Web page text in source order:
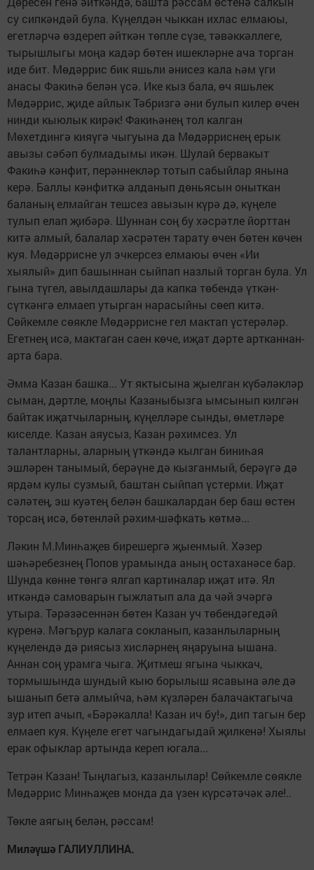
су сипкәндәй була. Күңелдән чыккан ихлас елмаюы,
егетләрчә өздереп әйткән төпле сүзе, тәвәккәллеге,
тырышлыгы моңа кадәр бөтен ишекләрне ача торган
иде бит. Мөдәррис бик яшьли әнисез кала һәм үги
анасы Факиһә белән үсә. Ике кыз бала, өч яшьлек
Мөдәррис, җиде айлык Тәбризгә әни булып килер өчен
нинди кыюлык кирәк! Факиһәнең тол калган
Мөхетдингә кияүгә чыгуына да Мөдәрриснең ерык
авызы сәбәп булмадымы икән. Шулай бервакыт
Факиһә кәнфит, перәннекләр тотып сабыйлар янына
керә. Баллы кәнфиткә алданып дөньясын оныткан
баланың елмайган тешсез авызын күрә дә, күңеле
тулып елап җибәрә. Шуннан соң бу хәсрәтле йорттан
китә алмый, балалар хәсрәтен тарату өчен бөтен көчен
куя. Мөдәррисне ул эчкерсез елмаюы өчен «Ии
хыялый» дип башыннан сыйпап назлый торган була. Ул
гына түгел, авылдашлары да капка төбендә үткән-
сүткәнгә елмаеп утырган нарасыйны сөеп китә.
Сөйкемле сөякле Мөдәррисне гел мактап үстерәләр.
Егетнең исә, мактаган саен көче, иҗат дәрте артканнан-
арта бара.
Әмма Казан башка... Ут яктысына җыелган күбәләкләр
сыман, дәртле, моңлы Казаныбызга ымсынып килгән
байтак иҗатчыларның, күңелләре сынды, өметләре
киселде. Казан аяусыз, Казан рәхимсез. Ул
талантларны, аларның үткәндә кылган биниһая
эшләрен танымый, берәүне дә кызганмый, берәүгә дә
ярдәм кулы сузмый, баштан сыйпап үстерми. Иҗат
сәләтең, эш куәтең белән башкалардан бер баш өстен
торсаң исә, бөтенләй рәхим-шәфкать көтмә...
Ләкин М.Минһаҗев бирешергә җыенмый. Хәзер
шәһәребезнең Попов урамында аның остаханәсе бар.
Шунда көнне төнгә ялгап картиналар иҗат итә. Ял
иткәндә самоварын гыжлатып ала да чәй эчәргә
утыра. Тәрәзәсеннән бөтен Казан уч төбендәгедәй
күренә. Мәгърур калага сокланып, казанлыларның
күңелендә дә риясыз хисләрнең яңаруына ышана.
Аннан соң урамга чыга. Җитмеш ягына чыккач,
тормышында шундый кыю борылыш ясавына әле дә
ышанып бетә алмыйча, һәм күзләрен балачактагыча
зур итеп ачып, «Бәрәкалла! Казан ич бу!», дип тагын бер
елмаеп куя. Күңеле егет чагындагыдай җилкенә! Хыялы
ерак офыклар артында кереп югала...
Тетрән Казан! Тыңлагыз, казанлылар! Сөйкемле сөякле
Мөдәррис Минһаҗев монда да үзен күрсәтәчәк әле!..
Төкле аягың белән, рәссам!
Миләүшә ГАЛИУЛЛИНА.